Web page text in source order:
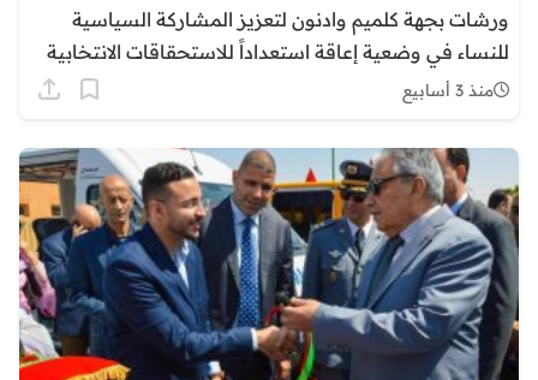
ورشات بجهة كلميم وادنون لتعزيز المشاركة السياسية
للنساء في وضعية إعاقة استعداداً للاستحقاقات الانتخابية
المقبلة
منذ 3 أسابيع